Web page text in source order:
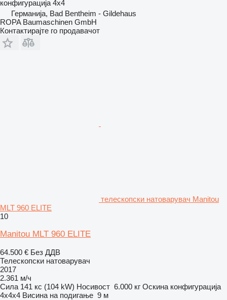
конфигурација 4x4
Германија, Bad Bentheim - Gildehaus
ROPA Baumaschinen GmbH
Контактирајте го продавачот
телескопски натоварувач Manitou
MLT 960 ELITE
10
Manitou MLT 960 ELITE
64.500 € Без ДДВ
Телескопски натоварувач
2017
2.361 м/ч
Сила 141 кс (104 kW) Носивост 6.000 кг Оскина конфигурација
4x4x4 Висина на подигање 9 м